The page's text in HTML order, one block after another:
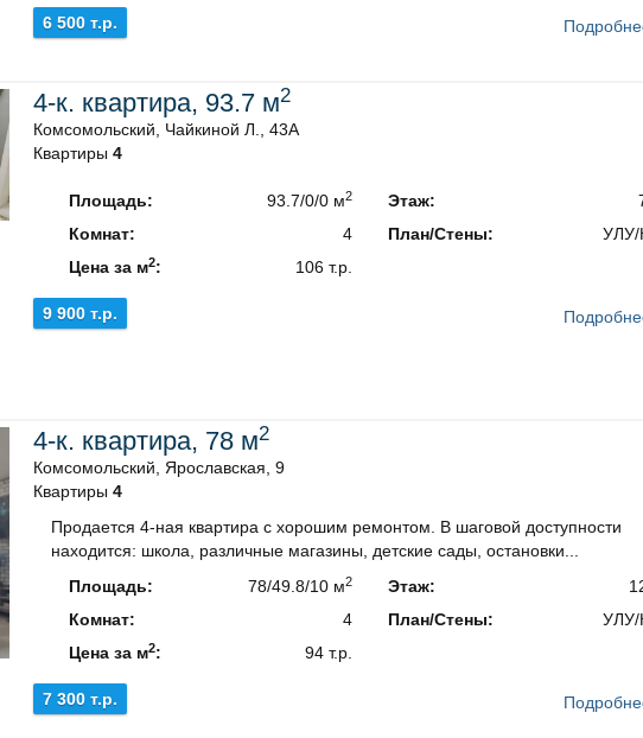
6 500 т.р.
4-к. квартира, 93.7 м2
Комсомольский, Чайкиной Л., 43А
Квартиры 4
Площадь: 93.7/0/0 м2
Комнат:
4
Цена за м2: 106 т.р.
Этаж:
План/Стены:
УЛУ/
9 900 т.р.
4-к. квартира, 78 м2
Комсомольский, Ярославская, 9
Квартиры 4
Продается 4-ная квартира с хорошим ремонтом. В шаговой доступности
находится: школа, различные магазины, детские сады, остановки...
Площадь:
78/49.8/10 м2
Комнат:
4
Цена за м2: 94 т.р.
Этаж:
План/Стены:
УЛУ/
7 300 т.р.